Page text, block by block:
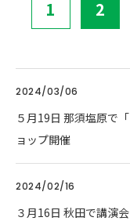
1 2
2024/03/06
５月19日 那須塩原で
ョップ開催
2024/02/16
３月16日 秋田で講演